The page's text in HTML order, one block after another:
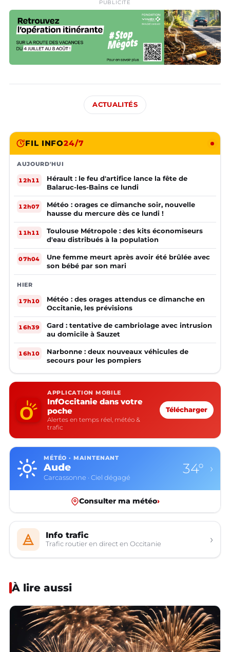
PUBLICITÉ
ACTUALITÉS
FIL INFO24/7
AUJOURD'HUI
12h11
Hérault : le feu d'artifice lance la fête de
Balaruc-les-Bains ce lundi
12h07
Météo : orages ce dimanche soir, nouvelle
hausse du mercure dès ce lundi !
11h11
Toulouse Métropole : des kits économiseurs
d'eau distribués à la population
07h04
Une femme meurt après avoir été brûlée avec
son bébé par son mari
HIER
17h10
Météo : des orages attendus ce dimanche en
Occitanie, les prévisions
16h39
Gard : tentative de cambriolage avec intrusion
au domicile à Sauzet
16h10
Narbonne : deux nouveaux véhicules de
secours pour les pompiers
APPLICATION MOBILE
InfOccitanie dans votre
poche
Alertes en temps réel, météo &
trafic
Télécharger
MÉTÉO · MAINTENANT
Aude
Carcassonne · Ciel dégagé
34° ›
Consulter ma météo›
Info trafic
Trafic routier en direct en Occitanie ›
À lire aussi